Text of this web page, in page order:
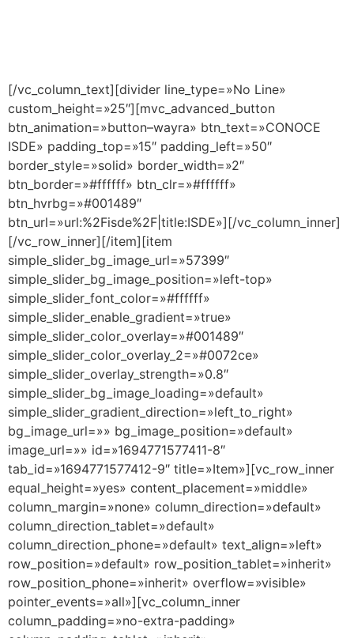
[/vc_column_text][divider line_type=»No Line»
custom_height=»25″][mvc_advanced_button
btn_animation=»button–wayra» btn_text=»CONOCE
ISDE» padding_top=»15″ padding_left=»50″
border_style=»solid» border_width=»2″
btn_border=»#ffffff» btn_clr=»#ffffff»
btn_hvrbg=»#001489″
btn_url=»url:%2Fisde%2F|title:ISDE»][/vc_column_inner]
[/vc_row_inner][/item][item
simple_slider_bg_image_url=»57399″
simple_slider_bg_image_position=»left-top»
simple_slider_font_color=»#ffffff»
simple_slider_enable_gradient=»true»
simple_slider_color_overlay=»#001489″
simple_slider_color_overlay_2=»#0072ce»
simple_slider_overlay_strength=»0.8″
simple_slider_bg_image_loading=»default»
simple_slider_gradient_direction=»left_to_right»
bg_image_url=»» bg_image_position=»default»
image_url=»» id=»1694771577411-8″
tab_id=»1694771577412-9″ title=»Item»][vc_row_inner
equal_height=»yes» content_placement=»middle»
column_margin=»none» column_direction=»default»
column_direction_tablet=»default»
column_direction_phone=»default» text_align=»left»
row_position=»default» row_position_tablet=»inherit»
row_position_phone=»inherit» overflow=»visible»
pointer_events=»all»][vc_column_inner
column_padding=»no-extra-padding»